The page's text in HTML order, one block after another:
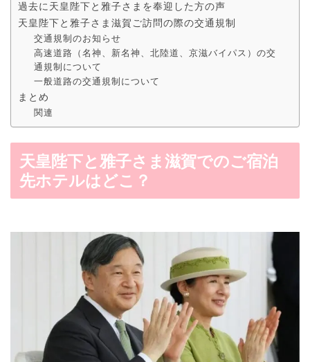
過去に天皇陛下と雅子さまを奉迎した方の声
天皇陛下と雅子さま滋賀ご訪問の際の交通規制
交通規制のお知らせ
高速道路（名神、新名神、北陸道、京滋バイパス）の交
通規制について
一般道路の交通規制について
まとめ
関連
天皇陛下と雅子さま滋賀でのご宿泊
先ホテルはどこ？